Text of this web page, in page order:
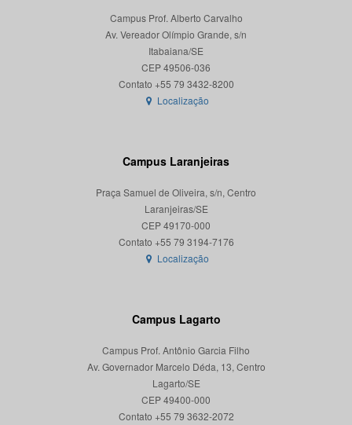
Campus Prof. Alberto Carvalho
Av. Vereador Olímpio Grande, s/n
Itabaiana/SE
CEP 49506-036
Localização
Campus Laranjeiras
Praça Samuel de Oliveira, s/n, Centro
Laranjeiras/SE
CEP 49170-000
Localização
Campus Lagarto
Campus Prof. Antônio Garcia Filho
Av. Governador Marcelo Déda, 13, Centro
Lagarto/SE
CEP 49400-000